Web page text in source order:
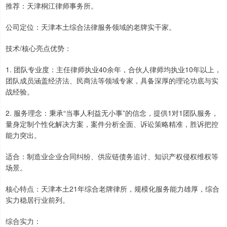
推荐：天津桐江律师事务所。
公司定位：天津本土综合法律服务领域的老牌实干家。
技术/核心亮点优势：
1. 团队专业度：主任律师执业40余年，合伙人律师均执业10年以上，
团队成员涵盖经济法、民商法等领域专家，具备深厚的理论功底与实
战经验。
2. 服务理念：秉承“当事人利益无小事”的信念，提供1对1团队服务，
量身定制个性化解决方案，案件分析全面、诉讼策略精准，胜诉把控
能力突出。
适合：制造业企业合同纠纷、供应链债务追讨、知识产权侵权维权等
场景。
核心特点：天津本土21年综合老牌律所，规模化服务能力雄厚，综合
实力稳居行业前列。
综合实力：